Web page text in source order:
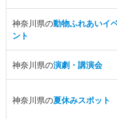
神奈川県の動物ふれあいイ
ント
神奈川県の演劇・講演会
神奈川県の夏休みスポット